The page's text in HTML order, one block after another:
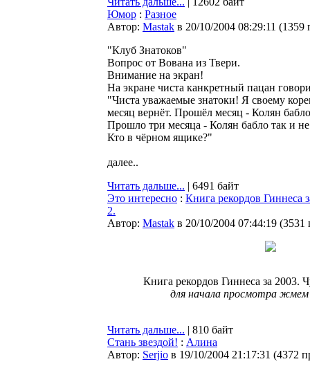
Юмор : Разное
Автор: Мastak в 20/10/2004 08:29:11 (1359
"Клуб Знатоков"
Вопрос от Вована из Твери.
Внимание на экран!
На экране чиста канкретный пацан
"Чиста уважаемые знатоки! Я своему
месяц вернёт. Прошёл месяц - Колян
Прошло три месяца - Колян бабло так и
Кто в чёрном ящике?"
далее..
Читать дальше... | 6491 байт
Это интересно : Книга рекордов Гиннеса
2.
Автор: Мastak в 20/10/2004 07:44:19 (3531
Книга рекордов Гиннеса за 2003.
для начала просмотра жмем
Читать дальше... | 810 байт
Стань звездой! : Алина
Автор: Serjio в 19/10/2004 21:17:31 (4372